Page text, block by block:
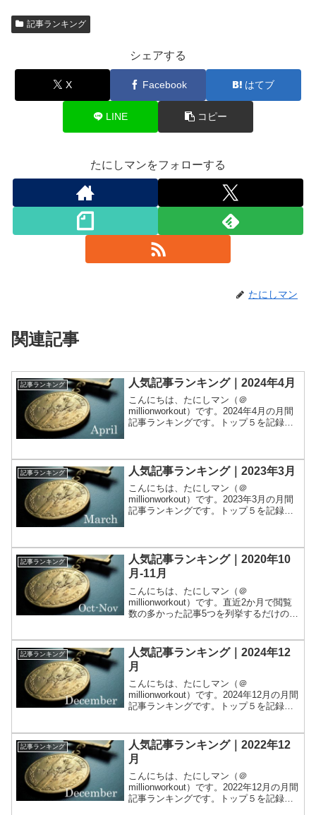
記事ランキング
シェアする
X Facebook はてブ
LINE コピー
たにしマンをフォローする
たにしマン
関連記事
記事ランキング 人気記事ランキング｜2024年4月
こんにちは、たにしマン（＠
millionworkout）です。2024年4月の月間
記事ランキングです。トップ５を記録し
位：【本命】運用月報 2024...
記事ランキング 人気記事ランキング｜2023年3月
こんにちは、たにしマン（＠
millionworkout）です。2023年3月の月間
記事ランキングです。トップ５を記録し
位：【安定の】実家暮らし独身男...
記事ランキング
人気記事ランキング｜2020年10
月‐11月
こんにちは、たにしマン（＠
millionworkout）です。直近2か月で閲覧
数の多かった記事5つを列挙するだけの投
速1位から発表します。1位：【安...
記事ランキング
人気記事ランキング｜2024年12
月
こんにちは、たにしマン（＠
millionworkout）です。2024年12月の月間
記事ランキングです。トップ５を記録し
位：【安定の】実家暮らし独身...
記事ランキング
人気記事ランキング｜2022年12
月
こんにちは、たにしマン（＠
millionworkout）です。2022年12月の月間
記事ランキングです。トップ５を記録し